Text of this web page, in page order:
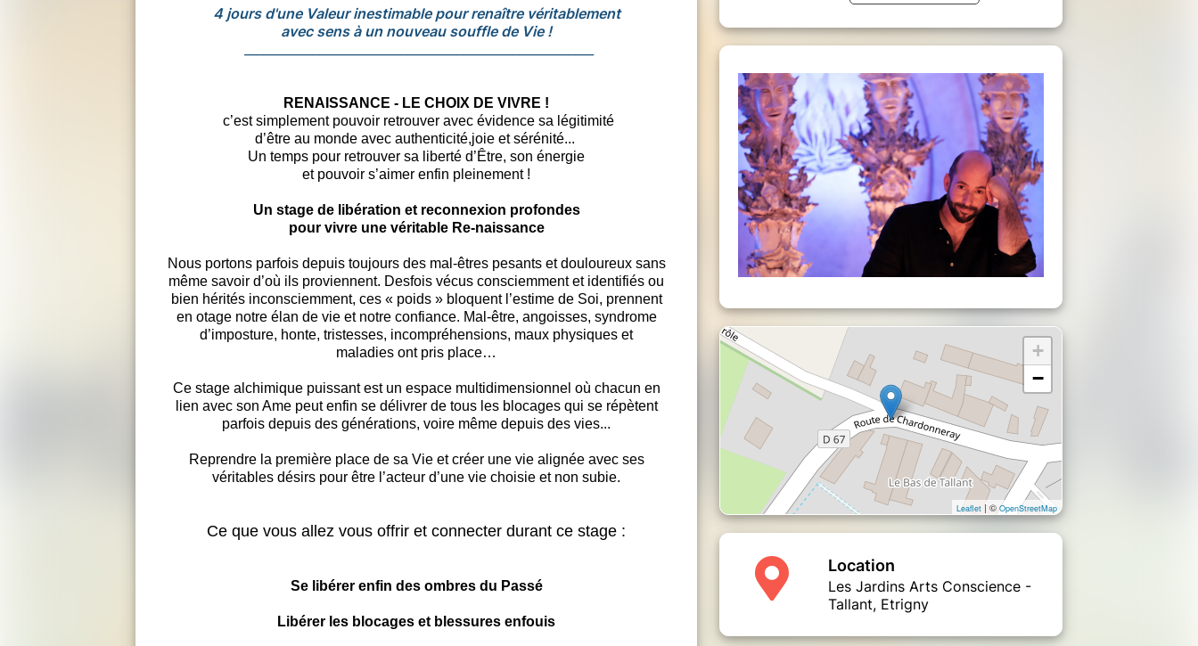
4 jours d'une Valeur inestimable pour renaître véritablement
avec sens à un nouveau souffle de Vie !
RENAISSANCE - LE CHOIX DE VIVRE !
c’est simplement pouvoir retrouver avec évidence sa légitimité
d’être au monde avec authenticité,joie et sérénité...
Un temps pour retrouver sa liberté d’Être, son énergie
et pouvoir s’aimer enfin pleinement !
Un stage de libération et reconnexion profondes
pour vivre une véritable Re-naissance
Nous portons parfois depuis toujours des mal-êtres pesants et douloureux sans
même savoir d’où ils proviennent. Desfois vécus consciemment et identifiés ou
bien hérités inconsciemment, ces « poids » bloquent l’estime de Soi, prennent
en otage notre élan de vie et notre confiance. Mal-être, angoisses, syndrome
d’imposture, honte, tristesses, incompréhensions, maux physiques et
maladies ont pris place…
Ce stage alchimique puissant est un espace multidimensionnel où chacun en
lien avec son Ame peut enfin se délivrer de tous les blocages qui se répètent
parfois depuis des générations, voire même depuis des vies...
Reprendre la première place de sa Vie et créer une vie alignée avec ses
véritables désirs pour être l’acteur d’une vie choisie et non subie.
Ce que vous allez vous offrir et connecter durant ce stage :
Se libérer enfin des ombres du Passé
Libérer les blocages et blessures enfouis
+
−
Leaflet | © OpenStreetMap
Location
Les Jardins Arts Conscience -
Tallant, Etrigny